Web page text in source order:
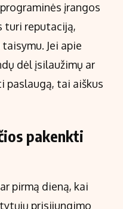
įrangos
turi reputaciją,
Jei apie
dėl įsilaužimų ar
paslaugą, tai aiškus
pakenkti
pirmą dieną, kai
prisijungimo